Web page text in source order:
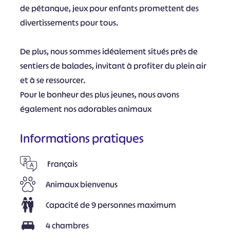
de pétanque, jeux pour enfants promettent des
divertissements pour tous.
De plus, nous sommes idéalement situés près de
sentiers de balades, invitant à profiter du plein air
et à se ressourcer.
Pour le bonheur des plus jeunes, nous avons
également nos adorables animaux
Informations pratiques
Français
Animaux bienvenus
Capacité de 9 personnes maximum
4 chambres